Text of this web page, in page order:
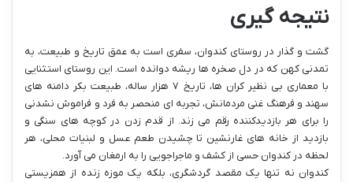
نتیجه گیری
گشت و گذار در روستای کندوان، سفری است به عمق تاریخ و طبیعت، به
تمدنی کهن که در دل صخره ها ریشه دوانده است. این روستای استثنایی
با معماری بی نظیر کران ها، تاریخ ۷ هزار ساله، طبیعت بکر دامنه های
سهند و فرهنگ غنی مردمانش، تجربه ای منحصر به فرد و فراموش نشدنی
را برای هر بازدیدکننده رقم می زند. از قدم زدن در کوچه های سنگی و
بازدید از خانه های غارنشین تا چشیدن طعم عسل و لبنیات محلی، هر
لحظه در کندوان حسی از کشف و ماجراجویی را به ارمغان می آورد.
کندوان نه تنها یک مقصد گردشگری، بلکه یک موزه زنده از همزیستی